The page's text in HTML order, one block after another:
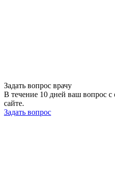
Задать вопрос врачу
В течение 10 дней ваш вопрос с
сайте.
Задать вопрос